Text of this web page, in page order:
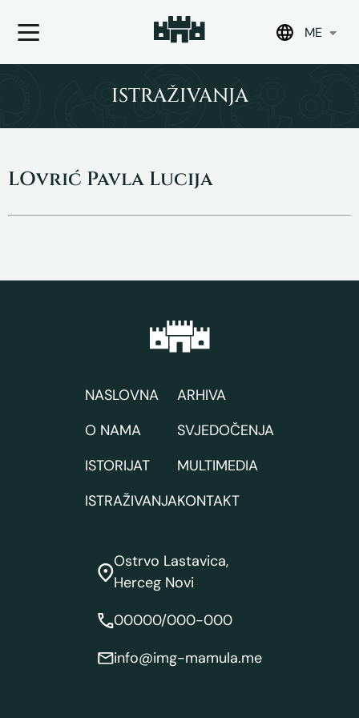
ME
ISTRAŽIVANJA
LOvrić Pavla Lucija
NASLOVNA
O NAMA
ISTORIJAT
ISTRAŽIVANJA
ARHIVA
SVJEDOČENJA
MULTIMEDIA
KONTAKT
Ostrvo Lastavica,
Herceg Novi
00000/000-000
info@img-mamula.me